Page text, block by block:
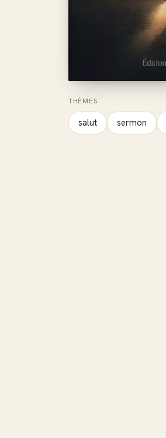
THÈMES
salut sermon